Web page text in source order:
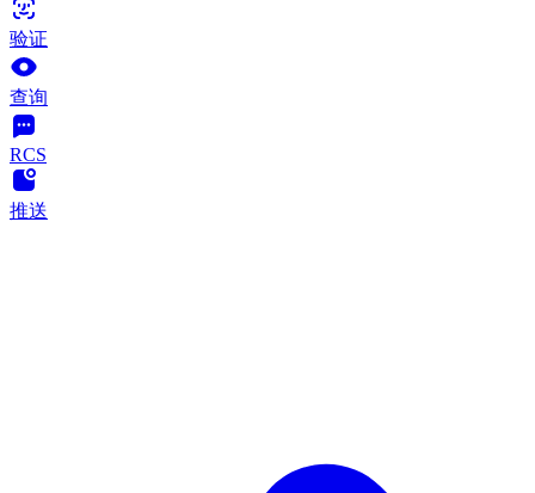
验证
查询
RCS
推送